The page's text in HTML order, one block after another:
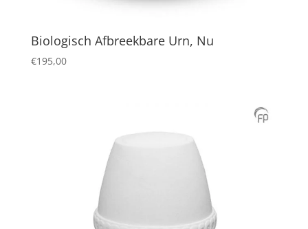
Biologisch Afbreekbare Urn, Nu
€195,00